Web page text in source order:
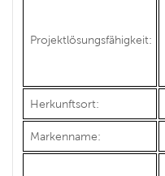
Projektlösungsfähigkeit:
Herkunftsort:
Markenname: